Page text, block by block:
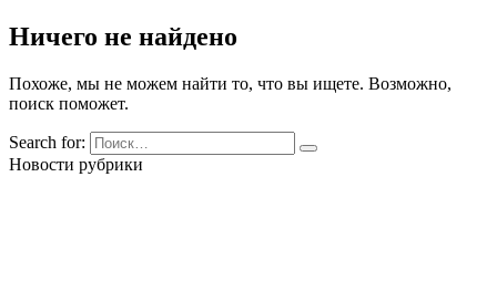
Ничего не найдено
Похоже, мы не можем найти то, что вы ищете. Возможно,
поиск поможет.
Search for:
Новости рубрики